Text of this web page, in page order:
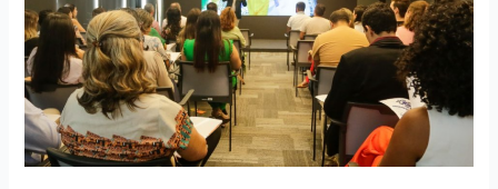
PE
debate
o
futuro
do
varejo